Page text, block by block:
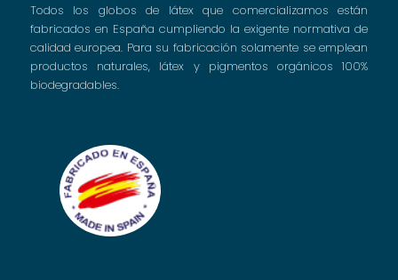
Todos los globos de látex que comercializamos están
fabricados en España cumpliendo la exigente normativa de
calidad europea. Para su fabricación solamente se emplean
productos naturales, látex y pigmentos orgánicos 100%
biodegradables.